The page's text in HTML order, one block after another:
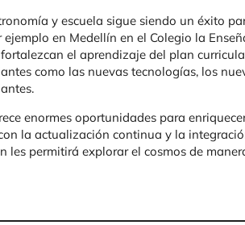
y escuela sigue siendo un éxito
en Medellín en el Colegio la
el aprendizaje del plan
como las nuevas tecnologías, los
enormes oportunidades para
la actualización continua y la
les permitirá explorar el cosmos de